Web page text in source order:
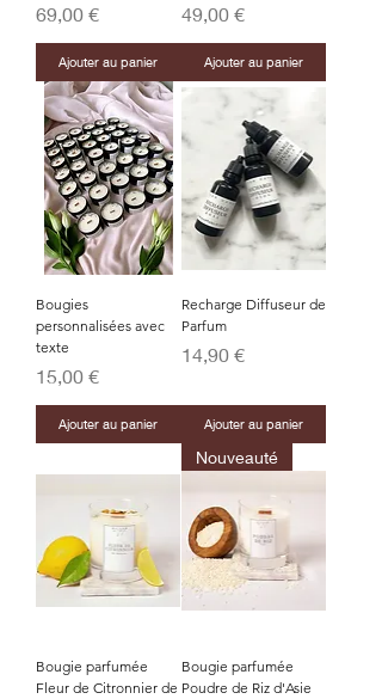
Prix
69,00 €
Ajouter au panier
Prix
49,00 €
Ajouter au panier
Bougies
personnalisées avec
texte
Prix
15,00 €
Ajouter au panier
Recharge Diffuseur de
Parfum
Prix
14,90 €
Ajouter au panier
Bougie parfumée
Fleur de Citronnier de
Nouveauté
Bougie parfumée
Poudre de Riz d'Asie